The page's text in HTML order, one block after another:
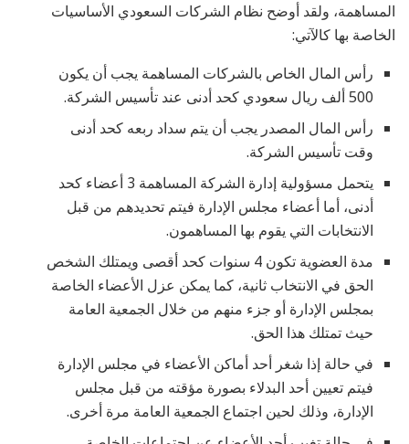
المساهمة، ولقد أوضح نظام الشركات السعودي الأساسيات
الخاصة بها كالآتي:
رأس المال الخاص بالشركات المساهمة يجب أن يكون
500 ألف ريال سعودي كحد أدنى عند تأسيس الشركة.
رأس المال المصدر يجب أن يتم سداد ربعه كحد أدنى
وقت تأسيس الشركة.
يتحمل مسؤولية إدارة الشركة المساهمة 3 أعضاء كحد
أدنى، أما أعضاء مجلس الإدارة فيتم تحديدهم من قبل
الانتخابات التي يقوم بها المساهمون.
مدة العضوية تكون 4 سنوات كحد أقصى ويمتلك الشخص
الحق في الانتخاب ثانية، كما يمكن عزل الأعضاء الخاصة
بمجلس الإدارة أو جزء منهم من خلال الجمعية العامة
حيث تمتلك هذا الحق.
في حالة إذا شغر أحد أماكن الأعضاء في مجلس الإدارة
فيتم تعيين أحد البدلاء بصورة مؤقته من قبل مجلس
الإدارة، وذلك لحين اجتماع الجمعية العامة مرة أخرى.